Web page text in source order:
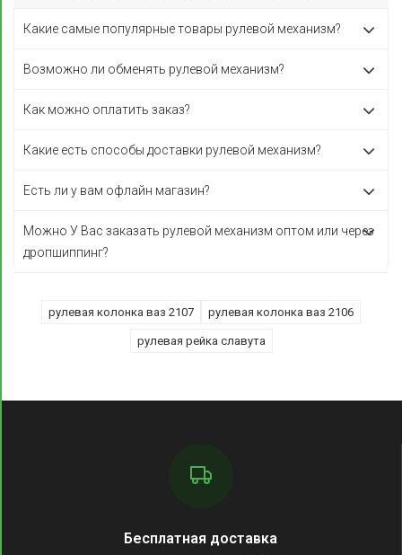
Какие самые популярные товары рулевой механизм?
Возможно ли обменять рулевой механизм?
Как можно оплатить заказ?
Какие есть способы доставки рулевой механизм?
Есть ли у вам офлайн магазин?
Можно У Вас заказать рулевой механизм оптом или через
дропшиппинг?
рулевая колонка ваз 2107 рулевая колонка ваз 2106
рулевая рейка славута
Бесплатная доставка